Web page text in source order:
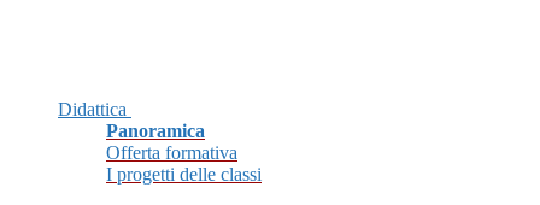
Didattica
Panoramica
Offerta formativa
I progetti delle classi